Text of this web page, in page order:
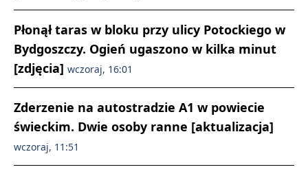
Płonął taras w bloku przy ulicy Potockiego w
Bydgoszczy. Ogień ugaszono w kilka minut
[zdjęcia] wczoraj, 16:01
Zderzenie na autostradzie A1 w powiecie
świeckim. Dwie osoby ranne [aktualizacja]
wczoraj, 11:51